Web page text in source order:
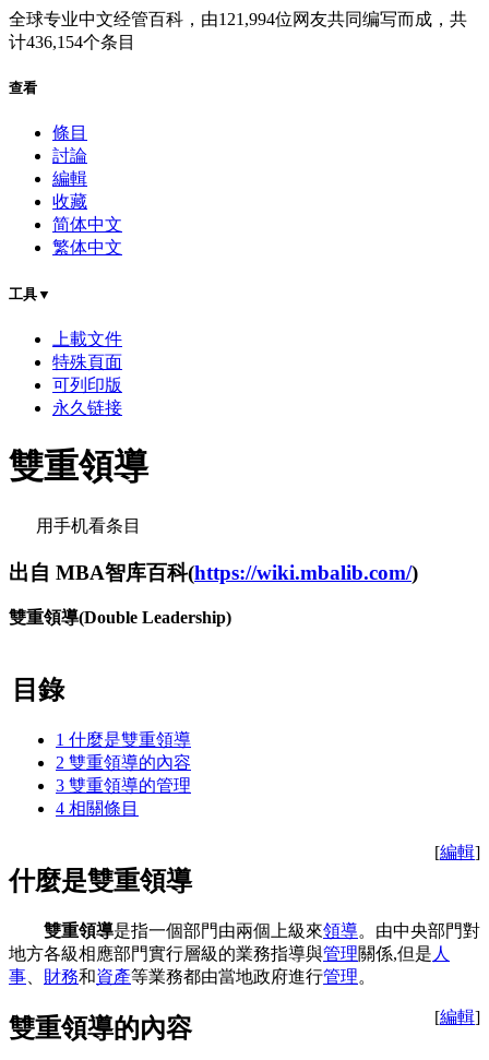
全球专业中文经管百科 ，由121,994位网友共同编写而成，共
计436,154个条目
查看
條目
討論
編輯
收藏
简体中文
繁体中文
工具▼
上載文件
特殊頁面
可列印版
永久链接
雙重領導
用手机看条目
出自 MBA智库百科(https://wiki.mbalib.com/)
雙重領導(Double Leadership)
目錄
1 什麼是雙重領導
2 雙重領導的內容
3 雙重領導的管理
4 相關條目
[編輯]
什麼是雙重領導
雙重領導是指一個部門由兩個上級來領導。由中央部門對
地方各級相應部門實行層級的業務指導與管理關係,但是 人
事
財務和資產等業務都由當地政府進行管理。
[編輯]
雙重領導的內容